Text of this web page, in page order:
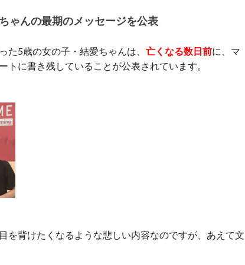
ゃんの最期のメッセージを公表
た5歳の女の子・結愛ちゃんは、 亡くなる数日前に、マ
トに書き残していることが公表されています。
を背けたくなるような悲しい内容なのですが、あえて文